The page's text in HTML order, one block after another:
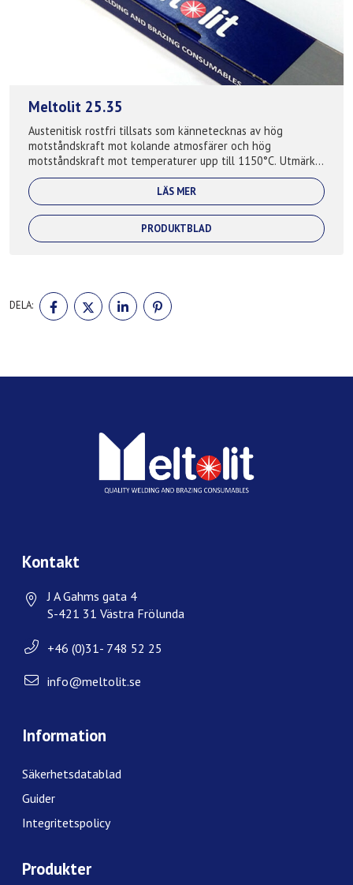
Meltolit 25.35
Austenitisk rostfri tillsats som kännetecknas av hög
motståndskraft mot kolande atmosfärer och hög
motståndskraft mot temperaturer upp till 1150°C. Utmärkt
svetsbarhet på både AC och DC+. Denna kva...
LÄS MER
PRODUKTBLAD
DELA:
DELA
PÅ
FACEBOOK
DELA
PÅ
TWITTER
DELA
PÅ
LINKEDIN
PÅ
Kontakt
J A Gahms gata 4
S-421 31 Västra Frölunda
+46 (0)31- 748 52 25
info@meltolit.se
Information
Säkerhetsdatablad
Guider
Integritetspolicy
Produkter